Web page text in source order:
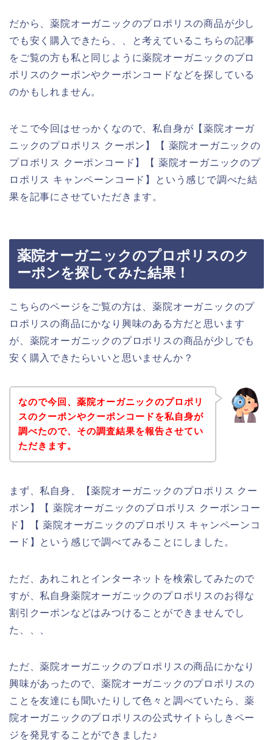
だから、薬院オーガニックのプロポリスの商品が少し
でも安く購入できたら、、と考えているこちらの記事
をご覧の方も私と同じように薬院オーガニックのプロ
ポリスのクーポンやクーポンコードなどを探している
のかもしれません。
そこで今回はせっかくなので、私自身が【薬院オーガ
ニックのプロポリス クーポン】【 薬院オーガニックの
プロポリス クーポンコード】【 薬院オーガニックのプ
ロポリス キャンペーンコード】という感じで調べた結
果を記事にさせていただきます。
薬院オーガニックのプロポリスのク
ーポンを探してみた結果！
こちらのページをご覧の方は、薬院オーガニックのプ
ロポリスの商品にかなり興味のある方だと思います
が、薬院オーガニックのプロポリスの商品が少しでも
安く購入できたらいいと思いませんか？
なので今回、薬院オーガニックのプロポリ
スのクーポンやクーポンコードを私自身が
調べたので、その調査結果を報告させてい
ただきます。
まず、私自身、【薬院オーガニックのプロポリス クー
ポン】【 薬院オーガニックのプロポリス クーポンコー
ド】【 薬院オーガニックのプロポリス キャンペーンコ
ード】という感じで調べてみることにしました。
ただ、あれこれとインターネットを検索してみたので
すが、私自身薬院オーガニックのプロポリスのお得な
割引クーポンなどはみつけることができませんでし
た、、、
ただ、薬院オーガニックのプロポリスの商品にかなり
興味があったので、薬院オーガニックのプロポリスの
ことを友達にも聞いたりして色々と調べていたら、薬
院オーガニックのプロポリスの公式サイトらしきペー
ジを発見することができました♪